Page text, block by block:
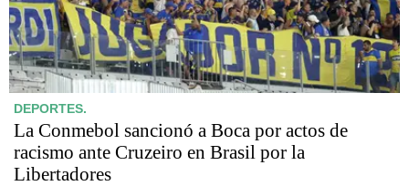
DEPORTES.
La Conmebol sancionó a Boca por actos de
racismo ante Cruzeiro en Brasil por la
Libertadores